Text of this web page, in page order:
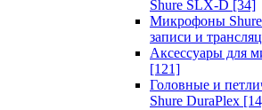
Shure SLX-D [34]
Микрофоны
записи и
Аксессуары для
[121]
Головные и
Shure DuraPlex